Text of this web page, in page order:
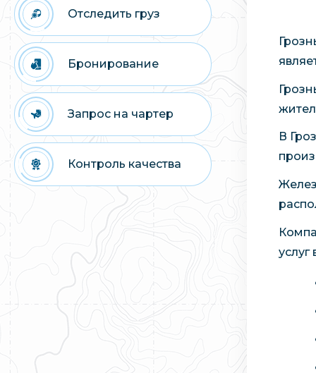
Отследить груз
Бронирование
Запрос на чартер
Контроль качества
В
услуг